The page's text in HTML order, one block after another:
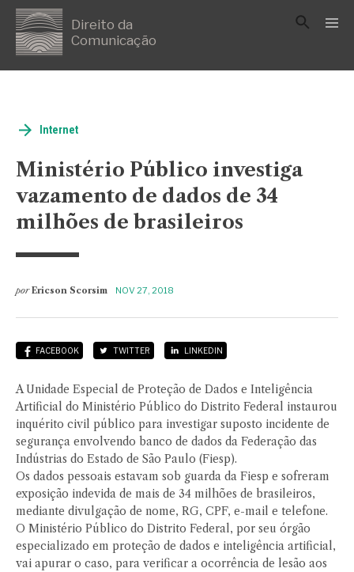
Direito da
Comunicação
Internet
Ministério Público investiga
vazamento de dados de 34
milhões de brasileiros
por Ericson Scorsim NOV 27, 2018
FACEBOOK TWITTER LINKEDIN
A Unidade Especial de Proteção de Dados e Inteligência
Artificial do Ministério Público do Distrito Federal instaurou
inquérito civil público para investigar suposto incidente de
segurança envolvendo banco de dados da Federação das
Indústrias do Estado de São Paulo (Fiesp).
Os dados pessoais estavam sob guarda da Fiesp e sofreram
exposição indevida de mais de 34 milhões de brasileiros,
mediante divulgação de nome, RG, CPF, e-mail e telefone.
O Ministério Público do Distrito Federal, por seu órgão
especializado em proteção de dados e inteligência artificial,
vai apurar o caso, para verificar a ocorrência de lesão aos